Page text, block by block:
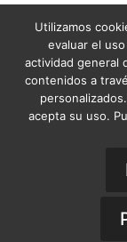
Feed de
WordPress.org
General
Utilizamos
evaluar el
actividad general
contenidos a
acepta su uso.